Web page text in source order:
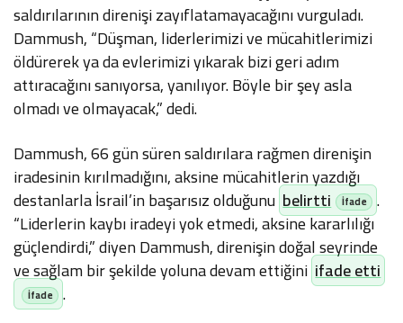
saldırılarının direnişi zayıflatamayacağını vurguladı.
Dammush, “Düşman, liderlerimizi ve mücahitlerimizi
öldürerek ya da evlerimizi yıkarak bizi geri adım
attıracağını sanıyorsa, yanılıyor. Böyle bir şey asla
olmadı ve olmayacak,” dedi.
Dammush, 66 gün süren saldırılara rağmen direnişin
iradesinin kırılmadığını, aksine mücahitlerin yazdığı
destanlarla İsrail’in başarısız olduğunu belirtti .
“Liderlerin kaybı iradeyi yok etmedi, aksine kararlılığı
güçlendirdi,” diyen Dammush, direnişin doğal seyrinde
ve sağlam bir şekilde yoluna devam ettiğini ifade etti
.